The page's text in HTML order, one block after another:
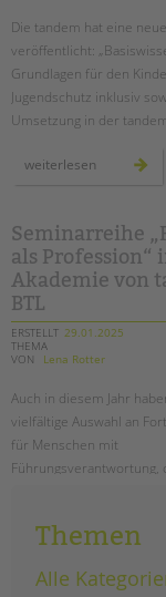
Die tandem hat eine
veröffentlicht:
Grundlagen für den
Jugendschutz inklusiv
Umsetzung in der
weiterlesen
broschüre:
kinder-
und
Seminarreihe
als Profession“
Akademie von
BTL
ERSTELLT 29.01.2025
THEMA
VON
Lena Rotter
Auch in diesem Jahr
vielfältige Auswahl an
für Menschen mit
Führungsverantwortung,
weiterlesen
„führen
profession“
in
Themen
Alle